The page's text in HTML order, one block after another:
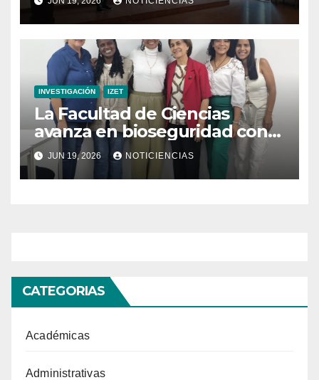
refrigeración sostenible
INVESTIGACIÓN IZET
La Facultad de Ciencias
avanza en bioseguridad con
la validación del nuevo
Manual para Laboratorios de
Microbiología Ambiental
JUN 19, 2026 NOTICIENCIAS
CATEGORIAS
Académicas
Administrativas